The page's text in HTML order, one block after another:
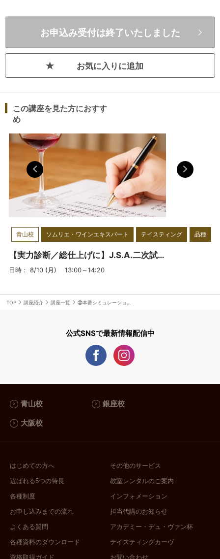
お気に入りに追加
お申込み受付は終了いたしました
この講座を見た方におすす
め
青山校 ソムリエ・ワインエキスパート テイスティング 品種
【実力診断／総仕上げに】J.S.A.二次試験オープン模試 ＜青山校＞ 7月、8月開催
日時： 8/10 (月) 13:00～14:20
TOP 講座紹介 講座一覧 ㉓本番シミュレーション④
公式SNSで最新情報配信中
青山校 銀座校
大阪校
はじめての方へ
選ばれる5つの特長
各種制度
お申し込みまでの流れ
よくある質問
各種資料のダウンロード
資格取得ガイド
その他のサービス
教室レンタルのご案内
インフォメーション
担当代講のお知らせ
アカデミー・デュ・ヴァン杯
テイスティングカーヴ
お問い合わせ